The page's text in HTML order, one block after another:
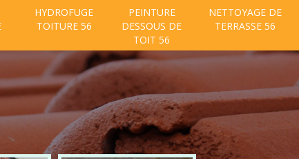
HYDROFUGE
TOITURE 56
PEINTURE
DESSOUS DE
TOIT 56
NETTOYAGE DE
TERRASSE 56